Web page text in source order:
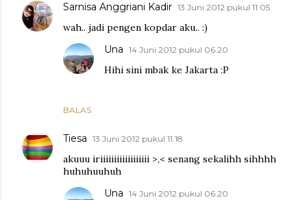
Sarnisa Anggriani Kadir 13 Juni 2012 pukul 11.05
wah.. jadi pengen kopdar aku.. :)
BALAS
Una 14 Juni 2012 pukul 06.20
Hihi sini mbak ke Jakarta :P
Tiesa 13 Juni 2012 pukul 11.18
akuuu iriiiiiiiiiiiiiiiiii >,< senang sekalihh sihhhh
huhuhuuhuh
Una 14 Juni 2012 pukul 06.20